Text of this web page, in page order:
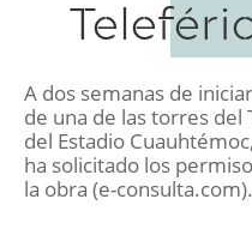
A dos semanas de
de una de las torres del
del Estadio
ha solicitado los
la obra (e-consulta.com).